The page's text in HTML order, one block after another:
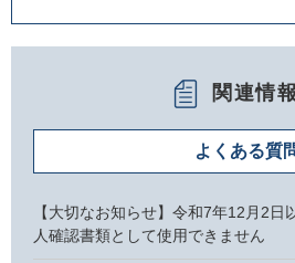
関連情報
よくある質
【大切なお知らせ】令和7年12月2日
人確認書類として使用できません